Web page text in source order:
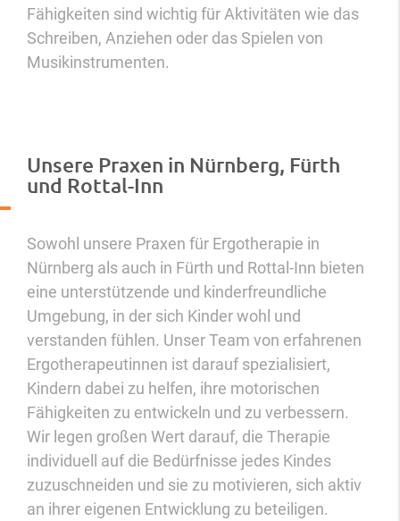
Fähigkeiten sind wichtig für Aktivitäten wie das
Schreiben, Anziehen oder das Spielen von
Musikinstrumenten.
Unsere Praxen in Nürnberg, Fürth
und Rottal-Inn
Sowohl unsere Praxen für Ergotherapie in
Nürnberg als auch in Fürth und Rottal-Inn bieten
eine unterstützende und kinderfreundliche
Umgebung, in der sich Kinder wohl und
verstanden fühlen. Unser Team von erfahrenen
Ergotherapeutinnen ist darauf spezialisiert,
Kindern dabei zu helfen, ihre motorischen
Fähigkeiten zu entwickeln und zu verbessern.
Wir legen großen Wert darauf, die Therapie
individuell auf die Bedürfnisse jedes Kindes
zuzuschneiden und sie zu motivieren, sich aktiv
an ihrer eigenen Entwicklung zu beteiligen.